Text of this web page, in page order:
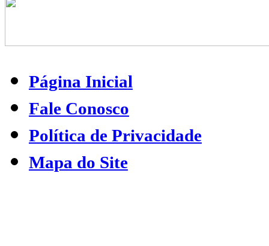
Página Inicial
Fale Conosco
Política de Privacidade
Mapa do Site